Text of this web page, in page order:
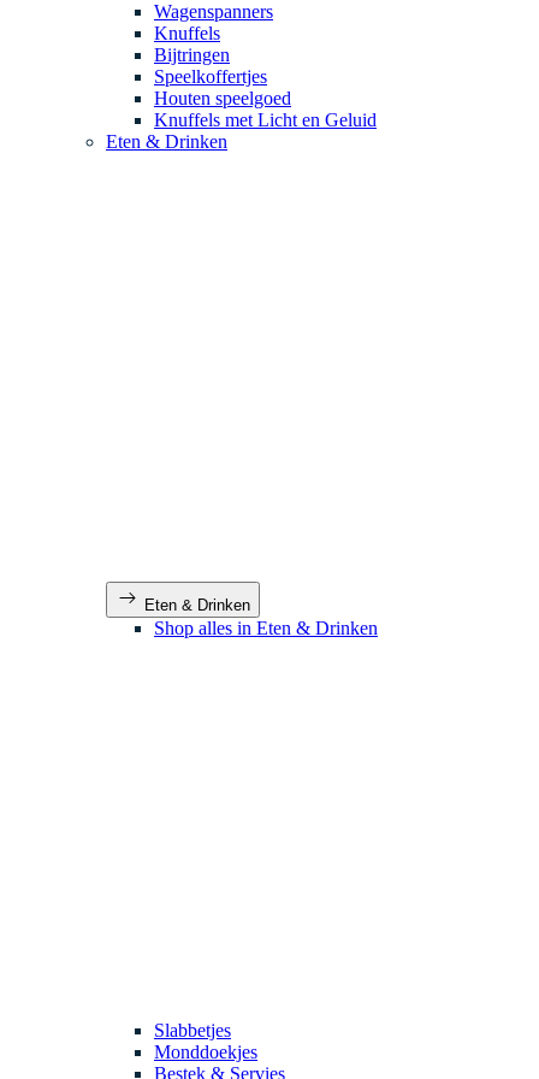
Wagenspanners
Knuffels
Bijtringen
Speelkoffertjes
Houten speelgoed
Knuffels met Licht en Geluid
Eten & Drinken
Eten & Drinken
Shop alles in Eten & Drinken
Slabbetjes
Monddoekjes
Bestek & Servies